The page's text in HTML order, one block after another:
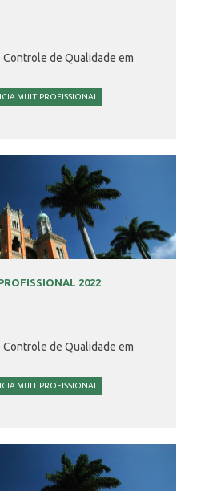
de Qualidade em
MULTIPROFISSIONAL
2022
de Qualidade em
MULTIPROFISSIONAL